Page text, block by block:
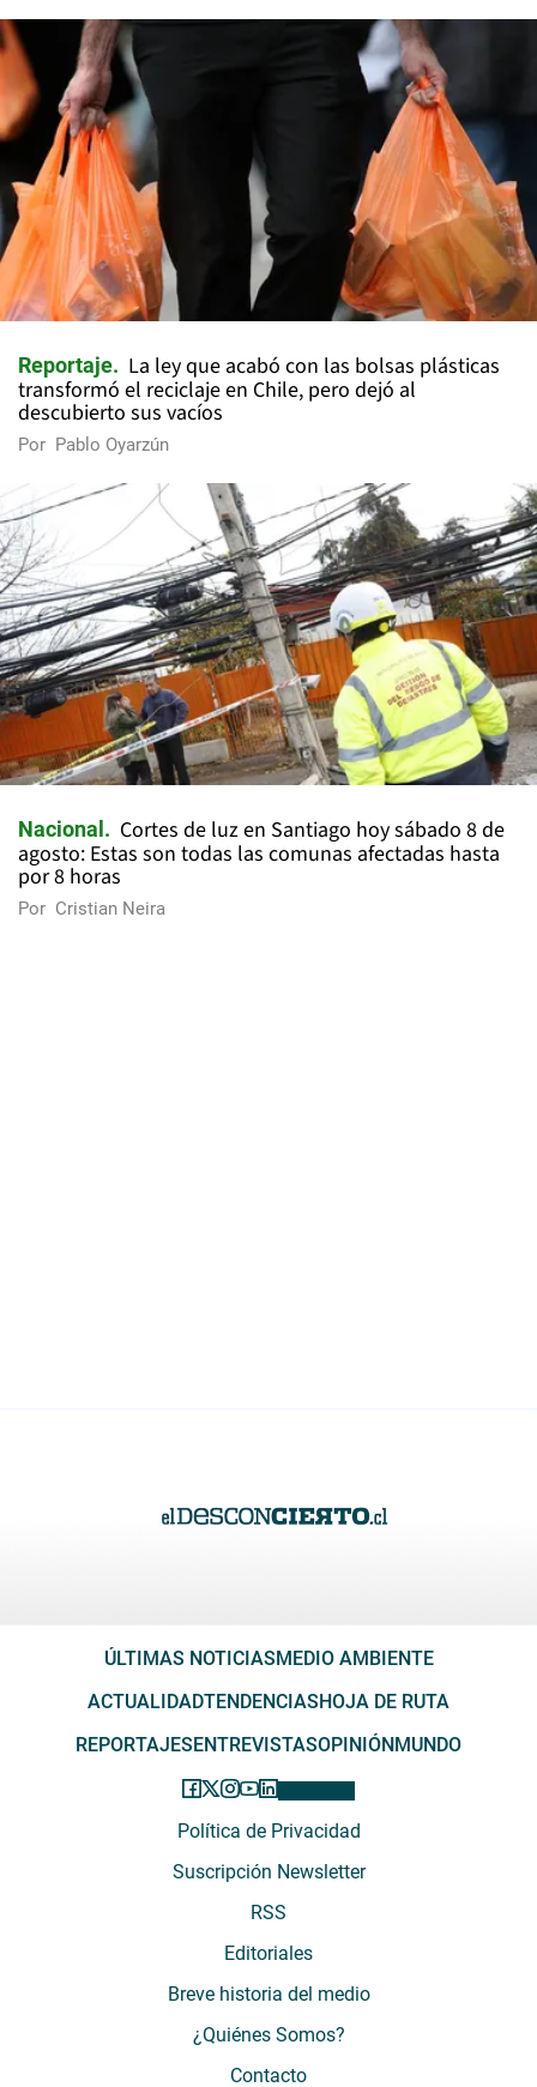
Reportaje
La ley que acabó con las bolsas plásticas
transformó el reciclaje en Chile, pero dejó al
descubierto sus vacíos
Por Pablo Oyarzún
Nacional
Cortes de luz en Santiago hoy sábado 8 de
agosto: Estas son todas las comunas afectadas hasta
por 8 horas
Por Cristian Neira
ÚLTIMAS NOTICIASMEDIO AMBIENTE
ACTUALIDADTENDENCIASHOJA DE RUTA
REPORTAJESENTREVISTASOPINIÓNMUNDO
Política de Privacidad
Suscripción Newsletter
RSS
Editoriales
Breve historia del medio
¿Quiénes Somos?
Contacto